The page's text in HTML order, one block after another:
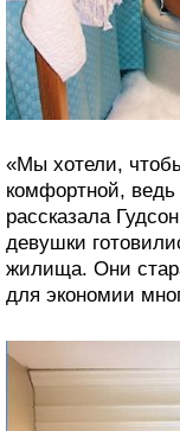
«Мы хотели,
комфортной,
рассказала
девушки
жилища. Они
для экономии